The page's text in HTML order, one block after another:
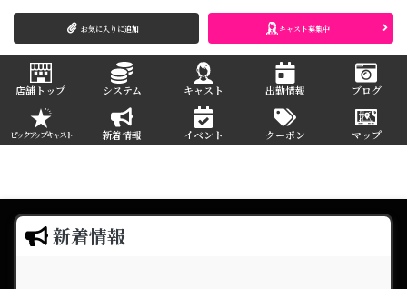
お気に入りに追加 キャスト募集中
店舗トップ システム キャスト 出勤情報 ブログ
新着情報 イベント クーポン マップ
新着情報